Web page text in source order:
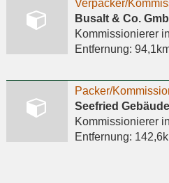
Busalt & Co.
Kommissionierer
Entfernung:
Seefried
Kommissionierer
Entfernung: